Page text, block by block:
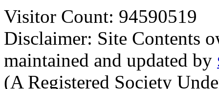
Visitor Count: 94590519
Disclaimer: Site Contents
maintained and updated by
(A Registered Society